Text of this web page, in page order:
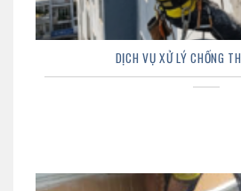
DỊCH VỤ XỬ LÝ CHỐNG